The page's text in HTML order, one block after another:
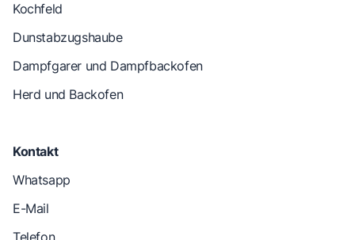
Kochfeld
Dunstabzugshaube
Dampfgarer und Dampfbackofen
Herd und Backofen
Kontakt
Whatsapp
E-Mail